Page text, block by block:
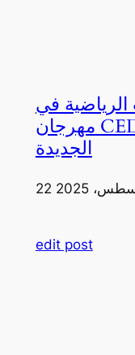
الرياضية في
مهرجان CED Sportival بالعلمين
الجديدة
2025
edit post